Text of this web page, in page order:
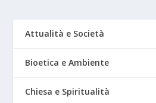
Attualità e Società
Bioetica e Ambiente
Chiesa e Spiritualità